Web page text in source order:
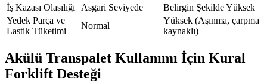
İş Kazası Olasılığı
Asgari Seviyede
Belirgin Şekilde Yüksek
Yedek Parça ve
Lastik Tüketimi
Normal
Yüksek (Aşınma, çarpma
kaynaklı)
Akülü Transpalet Kullanımı İçin Kural
Forklift Desteği